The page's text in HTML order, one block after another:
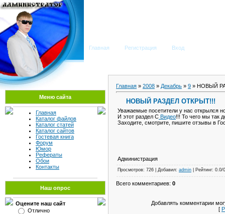
Главная Регистрация Вход
Меню сайта
Главная
Каталог файлов
Каталог статей
Каталог сайтов
Гостевая книга
Форум
Юмор
Рефераты
Обои
Контакты
Наш опрос
Оцените наш сайт
Отлично
Главная » 2008 » Декабрь » 9 » НОВЫЙ
НОВЫЙ РАЗДЕЛ ОТКРЫТ!!!
Уважаемые посетители у нас открылся
И этот раздел С Видео!!! То чего мы так
Заходите, смотрите, пишите отзывы в
Администрация
Просмотров: 726 | Добавил: admin | Рейтинг:
Всего комментариев: 0
Добавлять комментарии
[